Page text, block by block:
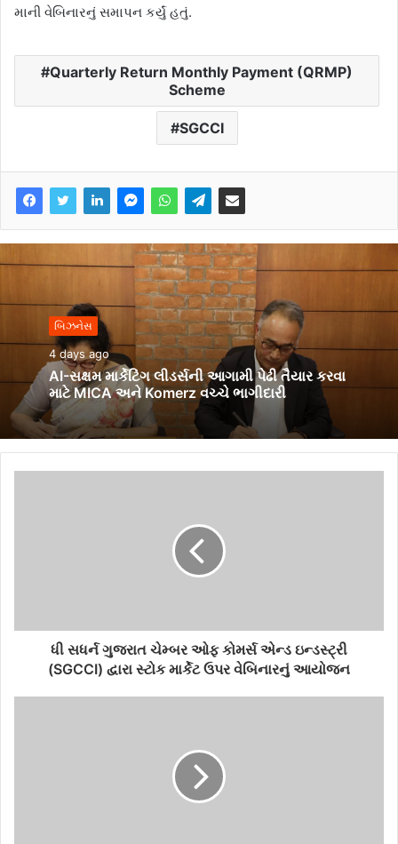
માની વેબિનારનું સમાપન કર્યું હતું.
Quarterly Return Monthly Payment (QRMP)
Scheme
SGCCI
બિઝનેસ
4 days ago
AI-સક્ષમ માર્કેટિંગ લીડર્સની આગામી પેઢી તૈયાર કરવા
માટે MICA અને Komerz વચ્ચે ભાગીદારી
ધી સધર્ન ગુજરાત ચેમ્બર ઓફ કોમર્સ એન્ડ ઇન્ડસ્ટ્રી
(SGCCI) દ્વારા સ્ટોક માર્કેટ ઉપર વેબિનારનું આયોજન